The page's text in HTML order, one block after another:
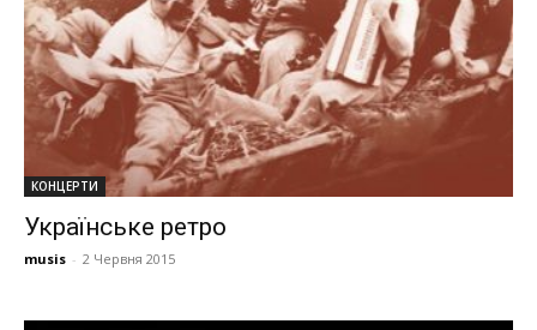
КОНЦЕРТИ
Українське ретро
musis - 2 Червня 2015